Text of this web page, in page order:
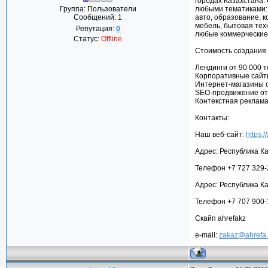
Группа: Пользователи
Сообщений: 1
Репутация: 0
Статус: Offline
любыми тематиками:
авто, образование,
мебель, бытовая
любые
Стоимость создания
Лендинги от 90 000
Корпоративные
Интернет-магазины
SEO-продвижение
Контекстная
Контакты:
Наш веб-сайт:
Адрес: Республика
Телефон +7 727
Адрес: Республика
Телефон +7 707 900-
Скайп ahrefakz
e-mail: